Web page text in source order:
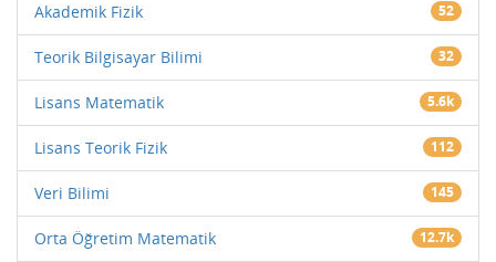
Akademik Fizik 52
Teorik Bilgisayar Bilimi 32
Lisans Matematik 5.6k
Lisans Teorik Fizik 112
Veri Bilimi 145
Orta Öğretim Matematik 12.7k